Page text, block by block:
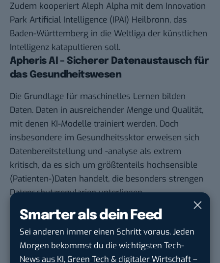
Smarter als dein Feed
Sei anderen immer einen Schritt voraus. Jeden
Morgen bekommst du die wichtigsten Tech-
News aus KI, Green Tech & digitaler Wirtschaft –
Zudem kooperiert Aleph Alpha mit dem Innovation
Park Artificial Intelligence (IPAI) Heilbronn, das
Baden-Württemberg in die Weltliga der künstlichen
Intelligenz katapultieren soll.
Apheris AI – Sicherer Datenaustausch für
das Gesundheitswesen
Die Grundlage für maschinelles Lernen bilden
Daten. Daten in ausreichender Menge und Qualität,
mit denen KI-Modelle trainiert werden. Doch
insbesondere im Gesundheitssktor erweisen sich
Datenbereitstellung und -analyse als extrem
kritisch, da es sich um größtenteils hochsensible
(Patienten-)Daten handelt, die besonders strengen
Datenschutzregularien unterliegen.
Für den wissenschaftlichen Fortschritt, die
Entwicklung neuer Medikamente oder die
Verbesserung von Präzisionsmedizin etwa sind
möglichst große und vielfältige Datensätze